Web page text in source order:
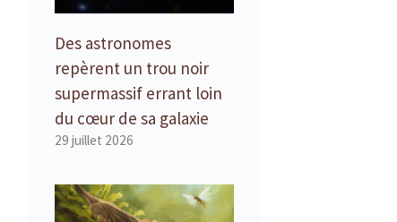
Des astronomes
repèrent un trou noir
supermassif errant loin
du cœur de sa galaxie
29 juillet 2026